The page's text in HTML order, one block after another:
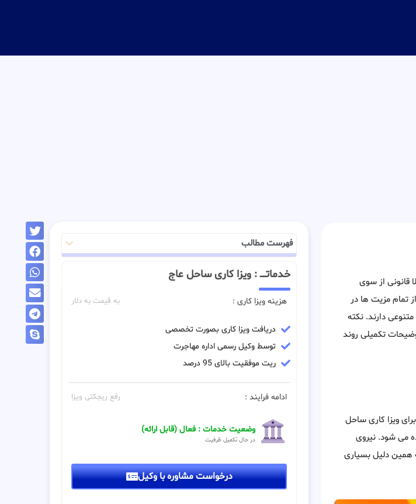
قانونی از سوی
تمام مزیت ها در
دارند. نکته
تکمیلی روند
ویزا کاری ساحل
می شود. نیروی
همین دلیل بسیاری
فهرست مطالب
خدماتـــــ : ویزا کاری ساحل عاج
هزینه ویزا کاری : به قیمت به دلار
دریافت ویزا کاری بصورت تخصصی
توسط وکیل رسمی اداره مهاجرت
ریت موفقیت بالای 95 درصد
ادامه فرایند : رفع ریجکتی ویزا
وضعیت خدمات : فعال (قابل ارائه)
در حال تکمیل ظرفیت
درخواست مشاوره با وکیل